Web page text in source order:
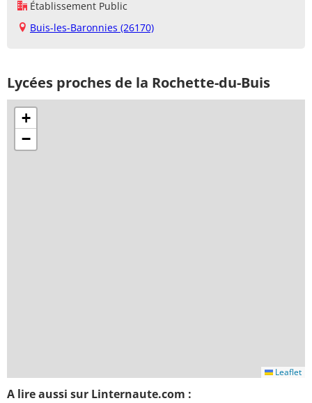
Établissement Public
Buis-les-Baronnies (26170)
Lycées proches de la Rochette-du-Buis
+
−
Leaflet
A lire aussi sur Linternaute.com :